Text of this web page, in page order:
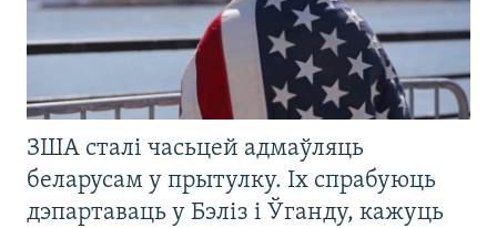
ЗША сталі часьцей адмаўляць
беларусам у прытулку. Іх спрабуюць
дэпартаваць у Бэліз і Ўганду, кажуць